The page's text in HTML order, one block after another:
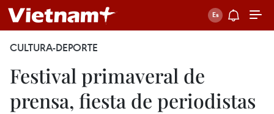
CULTURA-DEPORTE
Festival primaveral de
prensa, fiesta de periodistas